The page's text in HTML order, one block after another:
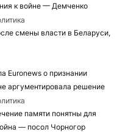
к войне — Демченко
смены власти в Беларуси,
Euronews о признании
аргументировала решение
памяти понятны для
— посол Чорногор